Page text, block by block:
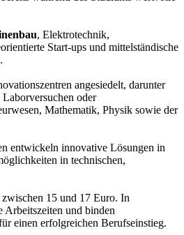
, Elektrotechnik,
Start-ups und mittelständische
angesiedelt, darunter
oder
Mathematik, Physik sowie der
entwickeln innovative Lösungen in
in technischen,
15 und 17 Euro. In
Arbeitszeiten und binden
einen erfolgreichen Berufseinstieg.